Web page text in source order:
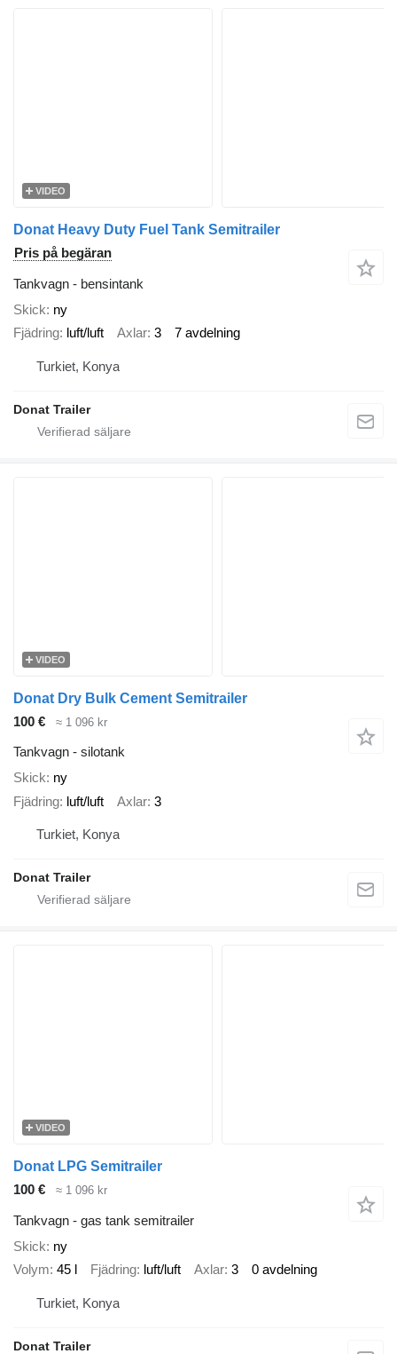
VIDEO
Donat Heavy Duty Fuel Tank Semitrailer
Pris på begäran
Tankvagn - bensintank
Skick ny
Fjädring luft/luft Axlar 3 7 avdelning
Turkiet, Konya
Donat Trailer
VIDEO
Donat Dry Bulk Cement Semitrailer
100 €
≈ 1 096 kr
Tankvagn - silotank
Skick ny
Fjädring luft/luft Axlar 3
Turkiet, Konya
Donat Trailer
VIDEO
Donat LPG Semitrailer
100 €
≈ 1 096 kr
Tankvagn - gas tank semitrailer
Skick ny
Volym 45 l Fjädring luft/luft Axlar 3 0 avdelning
Turkiet, Konya
Donat Trailer